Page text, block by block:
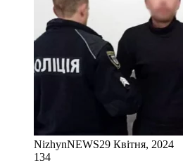
NizhynNEWS29 Квітня, 2024
134